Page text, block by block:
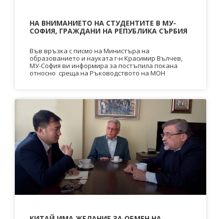
НА ВНИМАНИЕТО НА СТУДЕНТИТЕ В МУ-
СОФИЯ, ГРАЖДАНИ НА РЕПУБЛИКА СЪРБИЯ
Във връзка с писмо на Министъра на
образованието и науката г-н Красимир Вълчев,
МУ-София ви информира за постъпила покана
относно среща на Ръководството на МОН